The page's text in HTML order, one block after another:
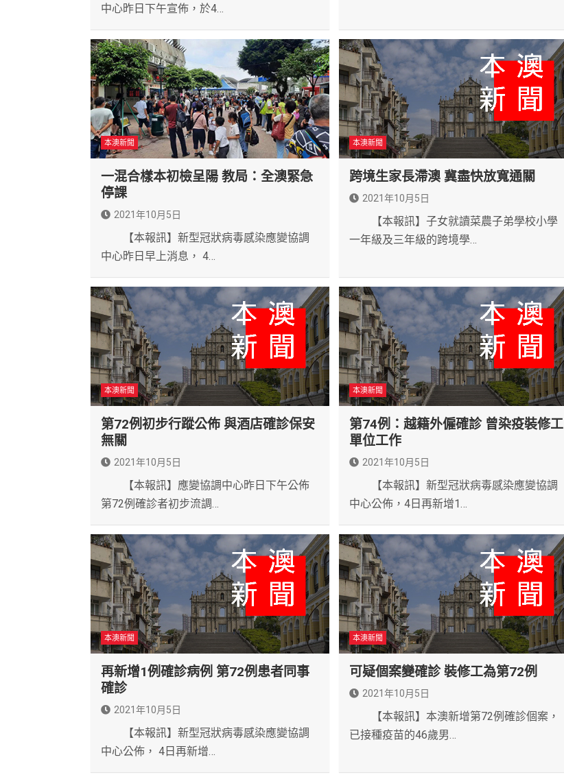
中心昨日下午宣佈，於4…
本澳新聞
一混合樣本初檢呈陽 教局：全澳緊急
停課
2021年10月5日
【本報訊】新型冠狀病毒感染應變協調
中心昨日早上消息， 4…
本澳新聞
跨境生家長滯澳 冀盡快放寬通關
2021年10月5日
【本報訊】子女就讀菜農子弟學校小學
一年級及三年級的跨境學…
本澳新聞
第72例初步行蹤公佈 與酒店確診保安
無關
2021年10月5日
【本報訊】應變協調中心昨日下午公佈
第72例確診者初步流調…
本澳新聞
第74例：越籍外僱確診 曾染疫裝修工
單位工作
2021年10月5日
【本報訊】新型冠狀病毒感染應變協調
中心公佈，4日再新增1…
本澳新聞
再新增1例確診病例 第72例患者同事
確診
2021年10月5日
【本報訊】新型冠狀病毒感染應變協調
中心公佈， 4日再新增…
本澳新聞
可疑個案變確診 裝修工為第72例
2021年10月5日
【本報訊】本澳新增第72例確診個案，
已接種疫苗的46歲男…